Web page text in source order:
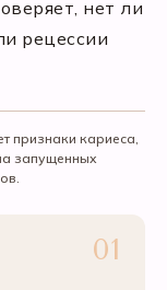
нет ли
рецессии
признаки кариеса,
запущенных